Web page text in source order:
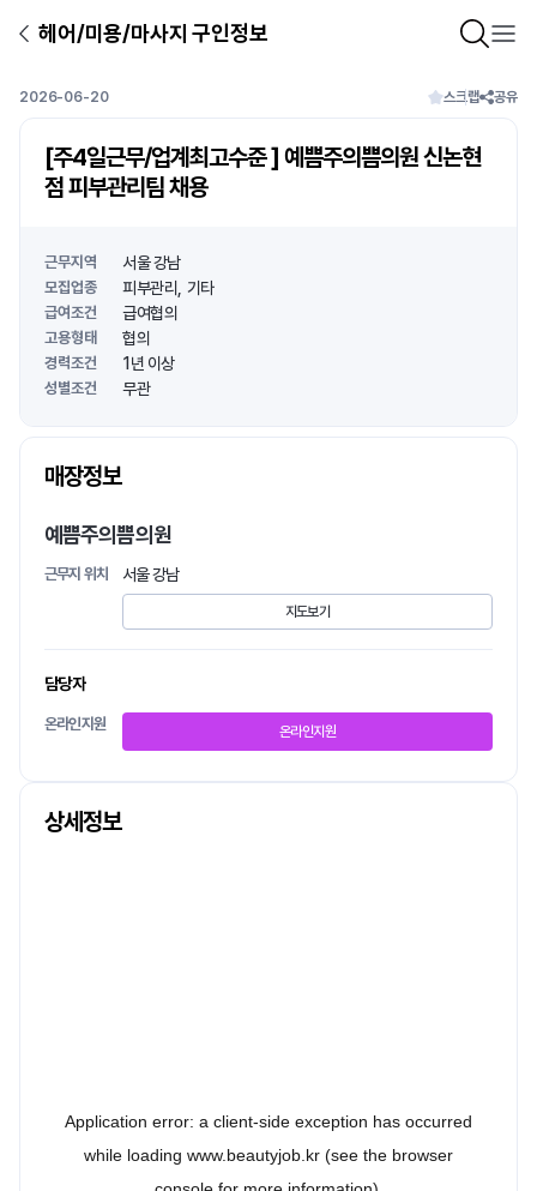
헤어/미용/마사지 구인정보
2026-06-20 스크랩 공유
[주4일근무/업계최고수준 ] 예쁨주의쁨의원 신논현
점 피부관리팀 채용
근무지역 서울 강남
모집업종 피부관리 기타
급여조건 급여협의
고용형태 협의
경력조건 1년 이상
성별조건 무관
매장정보
예쁨주의쁨의원
근무지 위치 서울 강남
지도보기
담당자
온라인지원 온라인지원
상세정보